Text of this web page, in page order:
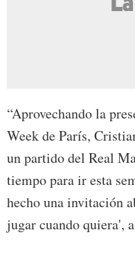
“Aprovechando la
Week de París,
un partido del Real
tiempo para ir esta
hecho una invitación
jugar cuando quiera',